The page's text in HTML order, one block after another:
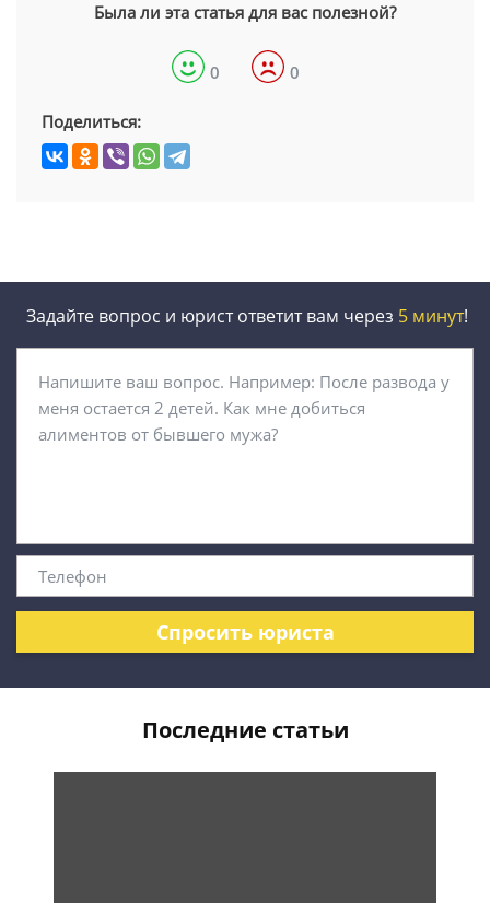
Была ли эта статья для вас полезной?
0 0
Поделиться:
Задайте вопрос и юрист ответит вам через 5 минут!
Спросить юриста
Последние статьи